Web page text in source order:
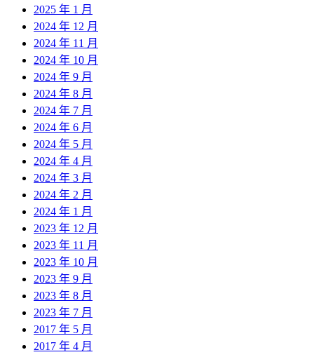
2025 年 1 月
2024 年 12 月
2024 年 11 月
2024 年 10 月
2024 年 9 月
2024 年 8 月
2024 年 7 月
2024 年 6 月
2024 年 5 月
2024 年 4 月
2024 年 3 月
2024 年 2 月
2024 年 1 月
2023 年 12 月
2023 年 11 月
2023 年 10 月
2023 年 9 月
2023 年 8 月
2023 年 7 月
2017 年 5 月
2017 年 4 月